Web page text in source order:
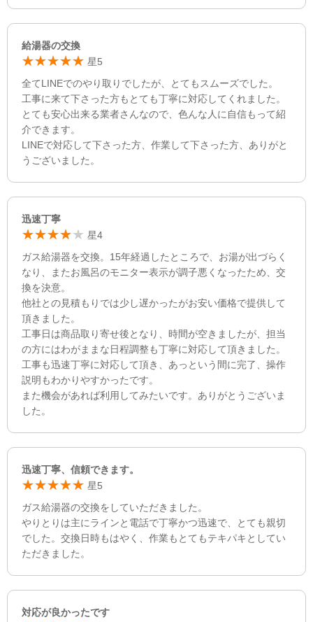
給湯器の交換
星5
全てLINEでのやり取りでしたが、とてもスムーズでした。
工事に来て下さった方もとても丁寧に対応してくれました。
とても安心出来る業者さんなので、色んな人に自信もって紹
介できます。
LINEで対応して下さった方、作業して下さった方、ありがと
うございました。
迅速丁寧
星4
ガス給湯器を交換。15年経過したところで、お湯が出づらく
なり、またお風呂のモニター表示が調子悪くなったため、交
換を決意。
他社との見積もりでは少し遅かったがお安い価格で提供して
頂きました。
工事日は商品取り寄せ後となり、時間が空きましたが、担当
の方にはわがままな日程調整も丁寧に対応して頂きました。
工事も迅速丁寧に対応して頂き、あっという間に完了、操作
説明もわかりやすかったです。
また機会があれば利用してみたいです。ありがとうございま
した。
迅速丁寧、信頼できます。
星5
ガス給湯器の交換をしていただきました。
やりとりは主にラインと電話で丁寧かつ迅速で、とても親切
でした。交換日時もはやく、作業もとてもテキパキとしてい
ただきました。
対応が良かったです